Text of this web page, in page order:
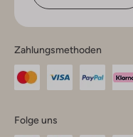
Zahlungsmethoden
Folge uns